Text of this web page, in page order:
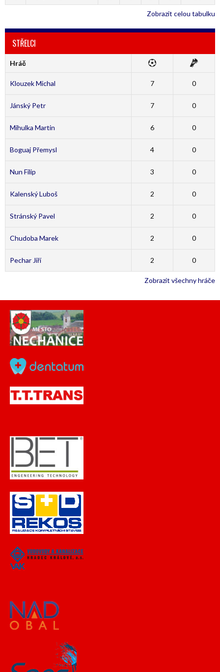
Zobrazit celou tabulku
STŘELCI
Hráč
Klouzek Michal 7 0
Jánský Petr 7 0
Mihulka Martin 6 0
Boguaj Přemysl 4 0
Nun Filip 3 0
Kalenský Luboš 2 0
Stránský Pavel 2 0
Chudoba Marek 2 0
Pechar Jiří 2 0
Zobrazit všechny hráče